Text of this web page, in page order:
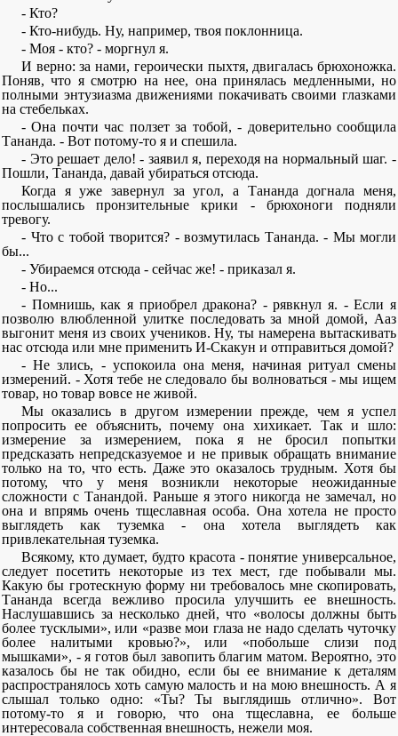
- Кто?
- Кто-нибудь. Ну, например, твоя поклонница.
- Моя - кто? - моргнул я.
И верно: за нами, героически пыхтя, двигалась брюхоножка.
Поняв, что я смотрю на нее, она принялась медленными, но
полными энтузиазма движениями покачивать своими глазками
на стебельках.
- Она почти час ползет за тобой, - доверительно сообщила
Тананда. - Вот потому-то я и спешила.
- Это решает дело! - заявил я, переходя на нормальный шаг. -
Пошли, Тананда, давай убираться отсюда.
Когда я уже завернул за угол, а Тананда догнала меня,
послышались пронзительные крики - брюхоноги подняли
тревогу.
- Что с тобой творится? - возмутилась Тананда. - Мы могли
бы...
- Убираемся отсюда - сейчас же! - приказал я.
- Но...
- Помнишь, как я приобрел дракона? - рявкнул я. - Если я
позволю влюбленной улитке последовать за мной домой, Ааз
выгонит меня из своих учеников. Ну, ты намерена вытаскивать
нас отсюда или мне применить И-Скакун и отправиться домой?
- Не злись, - успокоила она меня, начиная ритуал смены
измерений. - Хотя тебе не следовало бы волноваться - мы ищем
товар, но товар вовсе не живой.
Мы оказались в другом измерении прежде, чем я успел
попросить ее объяснить, почему она хихикает. Так и шло:
измерение за измерением, пока я не бросил попытки
предсказать непредсказуемое и не привык обращать внимание
только на то, что есть. Даже это оказалось трудным. Хотя бы
потому, что у меня возникли некоторые неожиданные
сложности с Танандой. Раньше я этого никогда не замечал, но
она и впрямь очень тщеславная особа. Она хотела не просто
выглядеть как туземка - она хотела выглядеть как
привлекательная туземка.
Всякому, кто думает, будто красота - понятие универсальное,
следует посетить некоторые из тех мест, где побывали мы.
Какую бы гротескную форму ни требовалось мне скопировать,
Тананда всегда вежливо просила улучшить ее внешность.
Наслушавшись за несколько дней, что «волосы должны быть
более тусклыми», или «разве мои глаза не надо сделать чуточку
более налитыми кровью?», или «побольше слизи под
мышками», - я готов был завопить благим матом. Вероятно, это
казалось бы не так обидно, если бы ее внимание к деталям
распространялось хоть самую малость и на мою внешность. А я
слышал только одно: «Ты? Ты выглядишь отлично». Вот
потому-то я и говорю, что она тщеславна, ее больше
интересовала собственная внешность, нежели моя.